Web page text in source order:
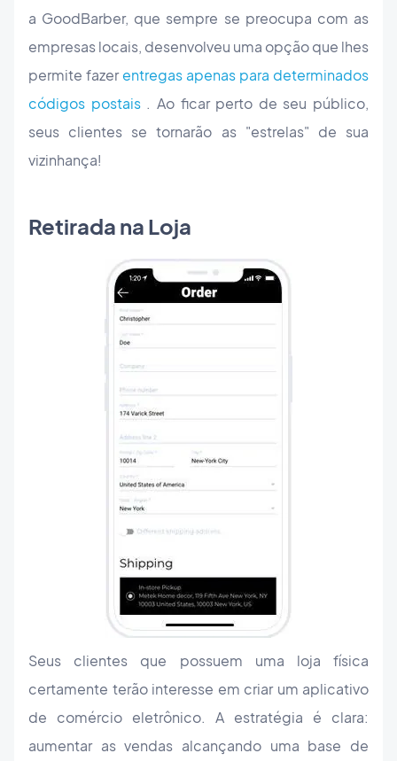
a GoodBarber, que sempre se preocupa com as
empresas locais, desenvolveu uma opção que lhes
permite fazerentregas apenas para determinados
códigos postais. Ao ficar perto de seu público,
seus clientes se tornarão as "estrelas" de sua
vizinhança!
Retirada na Loja
Seus clientes que possuem uma loja física
certamente terão interesse em criar um aplicativo
de comércio eletrônico. A estratégia é clara:
aumentar as vendas alcançando uma base de